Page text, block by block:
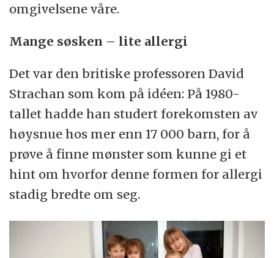
omgivelsene våre.
Mange søsken – lite allergi
Det var den britiske professoren David
Strachan som kom på idéen: På 1980-
tallet hadde han studert forekomsten av
høysnue hos mer enn 17 000 barn, for å
prøve å finne mønster som kunne gi et
hint om hvorfor denne formen for allergi
stadig bredte om seg.